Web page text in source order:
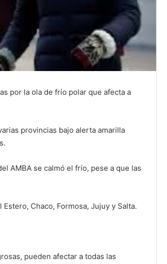
por la ola de frío polar que afecta a
provincias bajo alerta amarilla
AMBA se calmó el frío, pese a que las
Chaco, Formosa, Jujuy y Salta.
pueden afectar a todas las